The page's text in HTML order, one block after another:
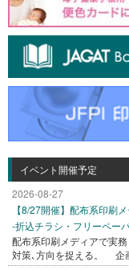
イベント開催予定
2026-08-27
【8/27開催】配布系印刷
-折込チラシ・フリーペー
配布系印刷メディアで実
対策､方向を捉える。 企